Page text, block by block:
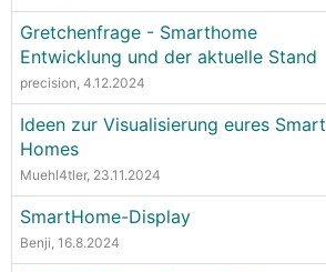
Gretchenfrage - Smarthome
Entwicklung und der aktuelle Stand
precision, 4.12.2024
Ideen zur Visualisierung eures Smart
Homes
Muehl4tler, 23.11.2024
SmartHome-Display
Benji, 16.8.2024